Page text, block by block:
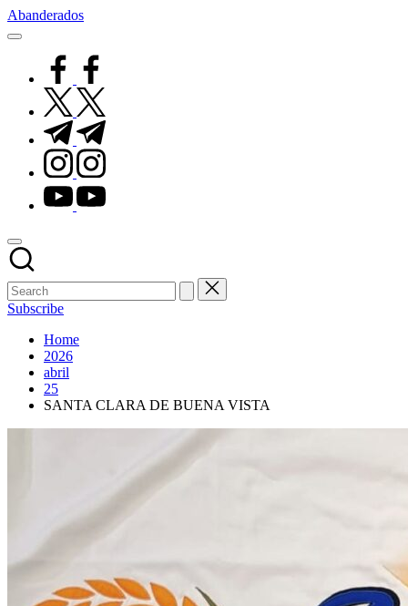
Skip
to
Abanderados
facebook.com
twitter.com
t.me
instagram.com
youtube.com
Subscribe
Home
2026
abril
25
SANTA CLARA DE BUENA VISTA